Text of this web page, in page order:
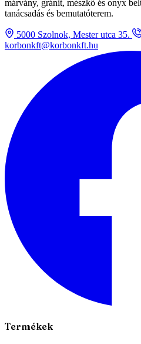
márvány, gránit, mészkő és onyx
tanácsadás és bemutatóterem.
5000 Szolnok, Mester utca 35.
korbonkft@korbonkft.hu
Termékek